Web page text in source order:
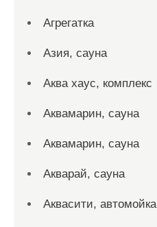
Агрегатка
Азия, сауна
Аква хаус, комплекс
Аквамарин, сауна
Аквамарин, сауна
Акварай, сауна
Аквасити, автомойка